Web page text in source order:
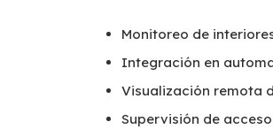
Monitoreo de
Integración en
Visualización remota
Supervisión de